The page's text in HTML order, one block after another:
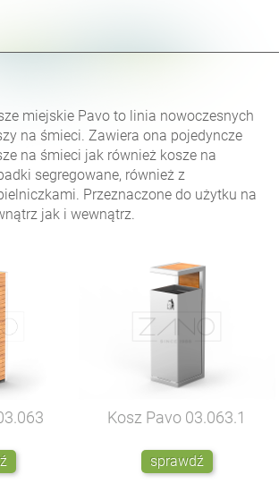
miejskie Pavo to linia nowoczesnych
na śmieci. Zawiera ona pojedyncze
na śmieci jak również kosze na
segregowane, również z
Przeznaczone do użytku na
jak i wewnątrz.
Kosz Pavo 03.063.1
sprawdź